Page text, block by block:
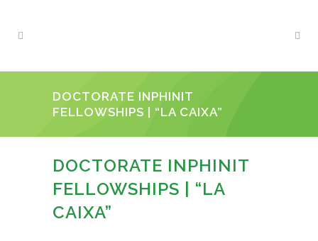
DOCTORATE INPHINIT
FELLOWSHIPS | “LA CAIXA”
DOCTORATE INPHINIT
FELLOWSHIPS | “LA
CAIXA”